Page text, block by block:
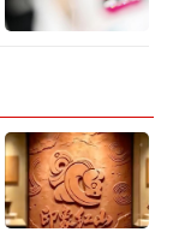
有自身特点
网评精品
导广大网民
建设，同心
！